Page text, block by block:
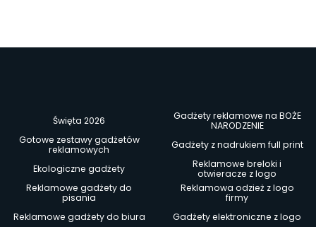
Święta 2026
Gadżety reklamowe na BOŻE
NARODZENIE
Gotowe zestawy gadżetów
reklamowych
Gadżety z nadrukiem full print
Ekologiczne gadżety
Reklamowe breloki i
otwieracze z logo
Reklamowe gadżety do
pisania
Reklamowa odzież z logo
firmy
Reklamowe gadżety do biura
Gadżety elektroniczne z logo